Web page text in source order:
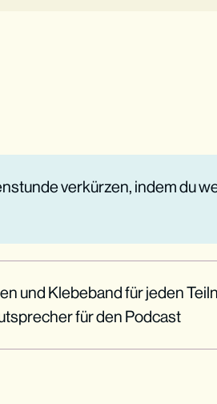
verkürzen, indem du
und Klebeband für jeden
für den Podcast